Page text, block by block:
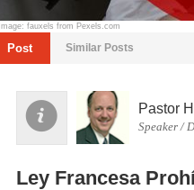
Image: fauxels from Pexels.com
Post Similar Posts
Pastor
Speaker /
Ley Francesa